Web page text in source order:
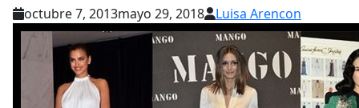
octubre 7, 2013mayo 29, 2018 Luisa Arencon